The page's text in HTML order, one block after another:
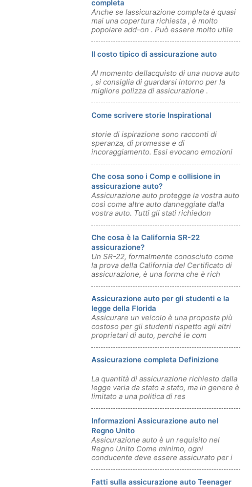
completa
Anche se lassicurazione completa è quasi
mai una copertura richiesta , è molto
popolare add-on . Può essere molto utile
Il costo tipico di assicurazione auto
Al momento dellacquisto di una nuova auto
, si consiglia di guardarsi intorno per la
migliore polizza di assicurazione .
Come scrivere storie Inspirational
storie di ispirazione sono racconti di
speranza, di promesse e di
incoraggiamento. Essi evocano emozioni
Che cosa sono i Comp e collisione in
assicurazione auto?
Assicurazione auto protegge la vostra auto
così come altre auto danneggiate dalla
vostra auto. Tutti gli stati richiedon
Che cosa è la California SR-22
assicurazione?
Un SR-22, formalmente conosciuto come
la prova della California del Certificato di
assicurazione, è una forma che è rich
Assicurazione auto per gli studenti e la
legge della Florida
Assicurare un veicolo è una proposta più
costoso per gli studenti rispetto agli altri
proprietari di auto, perché le com
Assicurazione completa Definizione
La quantità di assicurazione richiesto dalla
legge varia da stato a stato, ma in genere è
limitato a una politica di res
Informazioni Assicurazione auto nel
Regno Unito
Assicurazione auto è un requisito nel
Regno Unito Come minimo, ogni
conducente deve essere assicurato per i
Fatti sulla assicurazione auto Teenager